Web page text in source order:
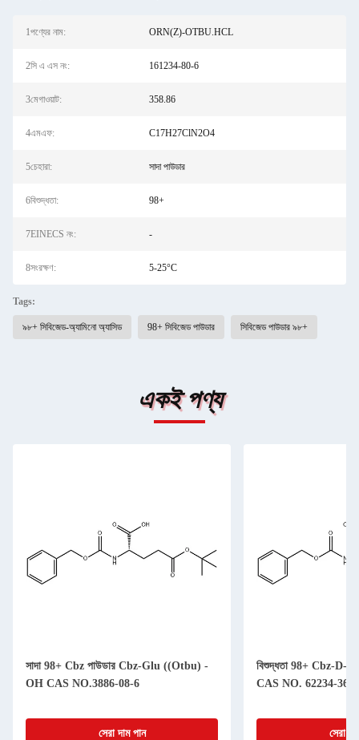
1পণ্যের নাম: ORN(Z)-OTBU.HCL
2সি এ এস নং: 161234-80-6
3মেগাওয়াট: 358.86
4এমএফ: C17H27ClN2O4
5চেহারা: সাদা পাউডার
6বিশুদ্ধতা: 98+
7EINECS নং: -
8সংরক্ষণ: 5-25°C
Tags:
৯৮+ সিবিজেড-অ্যামিনো অ্যাসিড 98+ সিবিজেড পাউডার সিবিজেড পাউডার ৯৮+
একই পণ্য
সাদা 98+ Cbz পাউডার Cbz-Glu ((Otbu) -
OH CAS NO.3886-08-6
সেরা দাম পান
বিশুদ্ধতা 98+ Cbz-D-
CAS NO. 62234-36-0
সেরা